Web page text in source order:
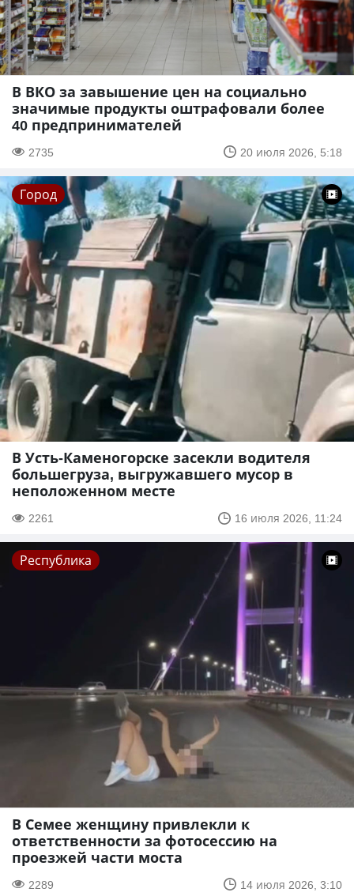
В ВКО за завышение цен на социально
значимые продукты оштрафовали более
40 предпринимателей
2735 20 июля 2026, 5:18
Город
В Усть-Каменогорске засекли водителя
большегруза, выгружавшего мусор в
неположенном месте
2261 16 июля 2026, 11:24
Республика
В Семее женщину привлекли к
ответственности за фотосессию на
проезжей части моста
2289 14 июля 2026, 3:10